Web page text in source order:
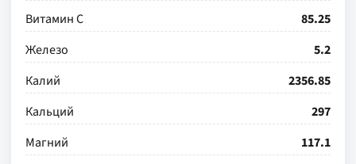
Витамин С
85.25
Железо
5.2
Калий
2356.85
Кальций
297
Магний
117.1